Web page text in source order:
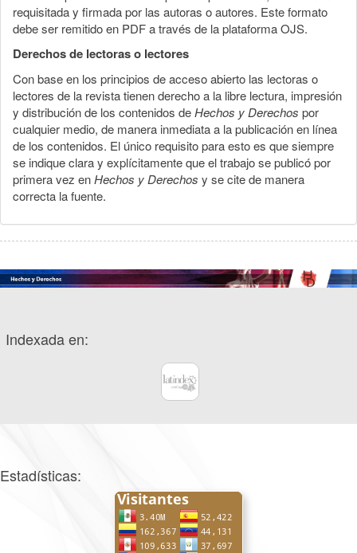
requisitada y firmada por las autoras o autores. Este formato
debe ser remitido en PDF a través de la plataforma OJS.
Derechos de lectoras o lectores
Con base en los principios de acceso abierto las lectoras o
lectores de la revista tienen derecho a la libre lectura, impresión
y distribución de los contenidos deHechos y Derechos por
cualquier medio, de manera inmediata a la publicación en línea
de los contenidos. El único requisito para esto es que siempre
se indique clara y explícitamente que el trabajo se publicó por
primera vez enHechos y Derechos y se cite de manera
correcta la fuente.
Indexada en:
Estadísticas: